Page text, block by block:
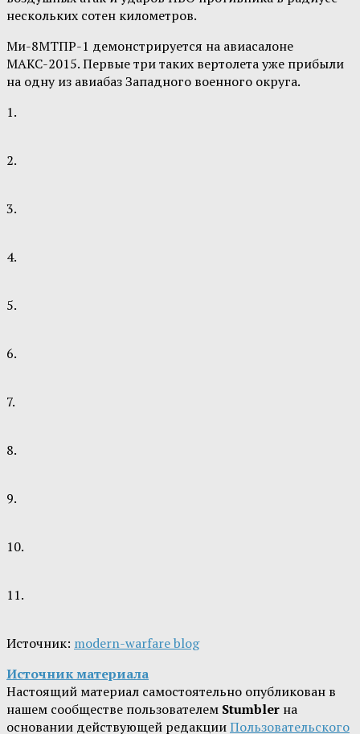
нескольких сотен километров.
Ми-8МТПР-1 демонстрируется на авиасалоне
МАКС-2015. Первые три таких вертолета уже прибыли
на одну из авиабаз Западного военного округа.
1.
2.
3.
4.
5.
6.
7.
8.
9.
10.
11.
Источник: modern-warfare blog
Источник материала
Настоящий материал самостоятельно опубликован в
нашем сообществе пользователем Stumbler на
основании действующей редакцииПользовательского